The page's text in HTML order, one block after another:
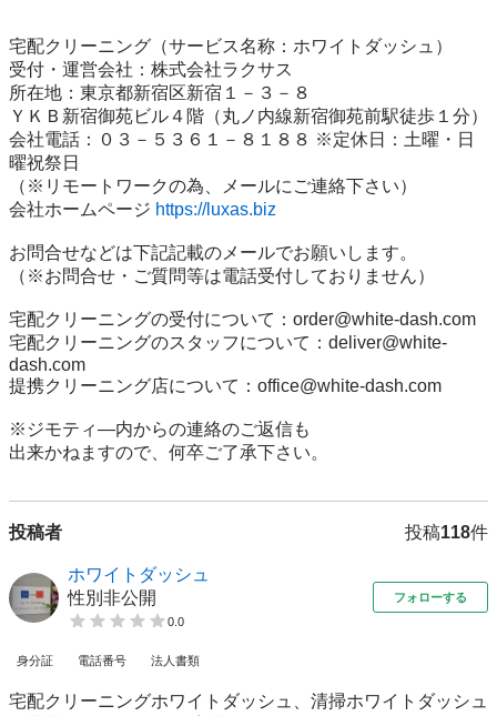
宅配クリーニング（サービス名称：ホワイトダッシュ）
受付・運営会社：株式会社ラクサス
所在地：東京都新宿区新宿１－３－８
ＹＫＢ新宿御苑ビル４階（丸ノ内線新宿御苑前駅徒歩１分）
会社電話：０３－５３６１－８１８８ ※定休日：土曜・日
曜祝祭日
（※リモートワークの為、メールにご連絡下さい）
会社ホームページ https://luxas.biz
お問合せなどは下記記載のメールでお願いします。
（※お問合せ・ご質問等は電話受付しておりません）
宅配クリーニングの受付について：order@white-dash.com
宅配クリーニングのスタッフについて：deliver@white-
dash.com
提携クリーニング店について：office@white-dash.com
※ジモティ―内からの連絡のご返信も
出来かねますので、何卒ご了承下さい。
投稿者 投稿118件
ホワイトダッシュ
性別非公開
0.0
フォローする
身分証 電話番号 法人書類
宅配クリーニングホワイトダッシュ、清掃ホワイトダッシュ